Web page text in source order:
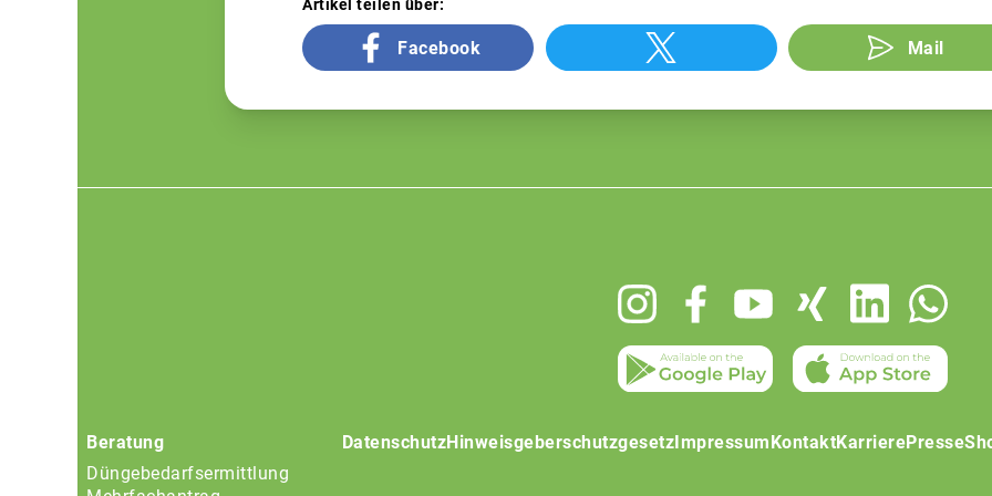
Artikel teilen über:
Facebook Mail
Beratung
Düngebedarfsermittlung
DatenschutzHinweisgeberschutzgesetz Impressum KontaktKarrierePresse